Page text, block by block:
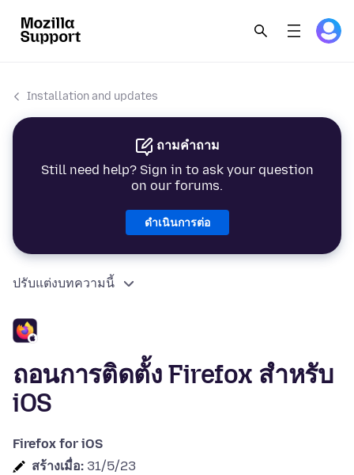
Installation and updates
ถามคำถาม
Still need help? Sign in to ask your question
on our forums.
ดำเนินการต่อ
ปรับแต่งบทความนี้
ถอนการติดตั้ง Firefox สำหรับ
iOS
Firefox for iOS
สร้างเมื่อ: 31/5/23